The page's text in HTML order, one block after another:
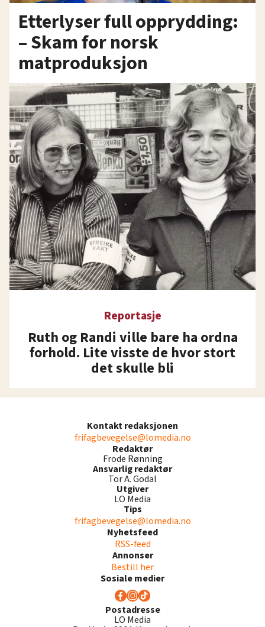
Etterlyser full opprydding:
– Skam for norsk
matproduksjon
Reportasje
Ruth og Randi ville bare ha ordna
forhold. Lite visste de hvor stort
det skulle bli
Kontakt redaksjonen
frifagbevegelse@lomedia.no
Redaktør
Frode Rønning
Ansvarlig redaktør
Tor A. Godal
Utgiver
LO Media
Tips
frifagbevegelse@lomedia.no
Nyhetsfeed
RSS-feed
Annonser
Bestill her
Sosiale medier
Postadresse
LO Media